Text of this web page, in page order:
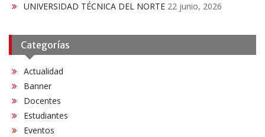
UNIVERSIDAD TÉCNICA DEL NORTE 22 junio, 2026
Categorías
Actualidad
Banner
Docentes
Estudiantes
Eventos